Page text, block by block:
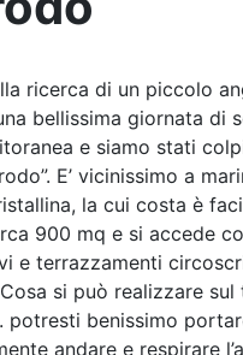
ricerca di un piccolo
bellissima giornata di
e siamo stati
E’ vicinissimo a
la cui costa è
900 mq e si accede
e terrazzamenti
si può realizzare
potresti benissimo
andare e respirare